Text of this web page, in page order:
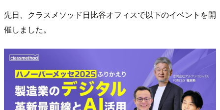
先日、クラスメソッド日比谷オフィスで以下のイベントを開
催しました。